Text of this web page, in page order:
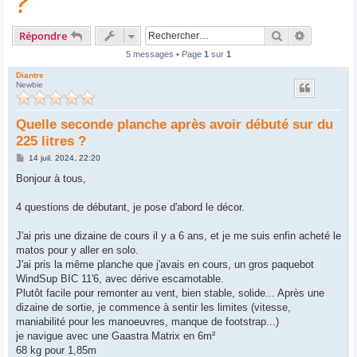
Répondre Rechercher
5 messages • Page 1 sur 1
Diantre
Newbie
Quelle seconde planche après avoir débuté sur du
225 litres ?
M
s
g
e
14 juil. 2024, 22:20
Bonjour à tous,
4 questions de débutant, je pose d'abord le décor.
J'ai pris une dizaine de cours il y a 6 ans, et je me suis enfin acheté le
matos pour y aller en solo.
J'ai pris la même planche que j'avais en cours, un gros paquebot
WindSup BIC 11'6, avec dérive escamotable.
Plutôt facile pour remonter au vent, bien stable, solide... Après une
dizaine de sortie, je commence à sentir les limites (vitesse,
maniabilité pour les manoeuvres, manque de footstrap...)
je navigue avec une Gaastra Matrix en 6m²
68 kg pour 1,85m